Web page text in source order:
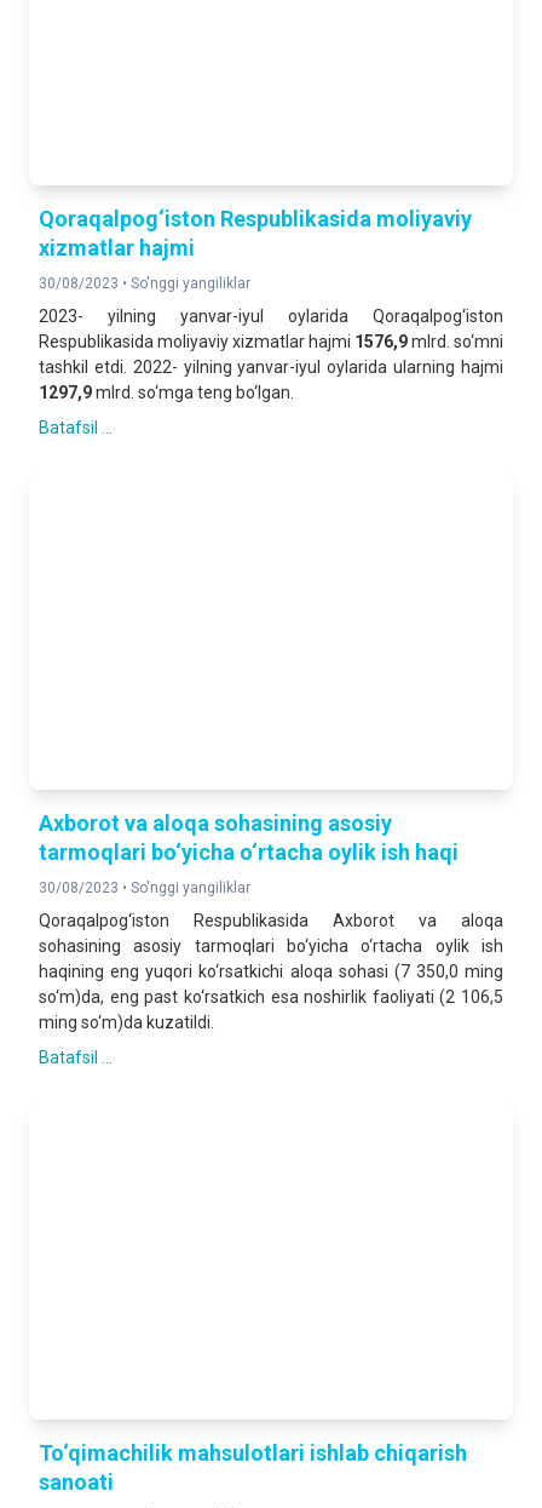
Qoraqalpog‘iston Respublikasida moliyaviy
xizmatlar hajmi
30/08/2023 • So'nggi yangiliklar
2023- yilning yanvar-iyul oylarida Qoraqalpog‘iston
Respublikasida moliyaviy xizmatlar hajmi 1576,9mlrd. so‘mni
tashkil etdi. 2022- yilning yanvar-iyul oylarida ularning hajmi
1297,9mlrd. so‘mga teng bo‘lgan.
Batafsil ...
Axborot va aloqa sohasining asosiy
tarmoqlari bo‘yicha o‘rtacha oylik ish haqi
30/08/2023 • So'nggi yangiliklar
Qoraqalpog‘iston Respublikasida Axborot va aloqa
sohasining asosiy tarmoqlari bo‘yicha o‘rtacha oylik ish
haqining eng yuqori ko‘rsatkichi aloqa sohasi (7 350,0 ming
so‘m)da, eng past ko‘rsatkich esa noshirlik faoliyati (2 106,5
ming so‘m)da kuzatildi.
Batafsil ...
To‘qimachilik mahsulotlari ishlab chiqarish
sanoati